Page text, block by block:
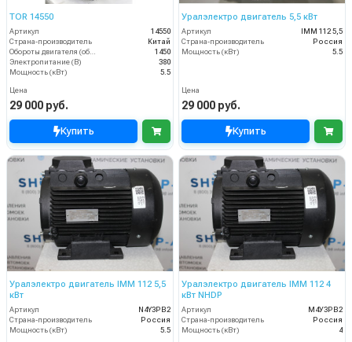
TOR 14550
Артикул
14550
Страна-производитель
Китай
1450
Электропитание (В)
380
Мощность (кВт)
5.5
Цена
29 000 руб.
Купить
Уралэлектро двигатель 5,5 кВт
Артикул
IMM 112 5,5
Страна-производитель
Россия
Мощность (кВт)
5.5
Цена
29 000 руб.
Купить
Уралэлектро двигатель IMM 112 5,5
кВт
Артикул
N4Y3PB2
Страна-производитель
Россия
Мощность (кВт)
5.5
Уралэлектро двигатель IMM 112 4
кВт NHDP
Артикул
М4У3PB2
Страна-производитель
Россия
Мощность (кВт)
4